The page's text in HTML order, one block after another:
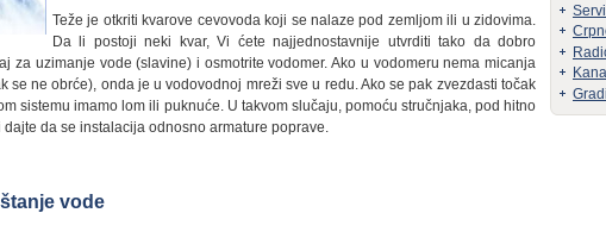
Teže je otkriti kvarove cevovoda koji se nalaze pod zemljom ili u zidovima.
Da li postoji neki kvar, Vi ćete najjednostavnije utvrditi tako da dobro
za uzimanje vode (slavine) i osmotrite vodomer. Ako u vodomeru nema micanja
se ne obrće), onda je u vodovodnoj mreži sve u redu. Ako se pak zvezdasti točak
sistemu imamo lom ili puknuće. U takvom slučaju, pomoću stručnjaka, pod hitno
da se instalacija odnosno armature poprave.
vode